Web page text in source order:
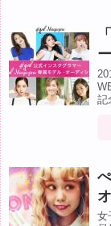
記
女